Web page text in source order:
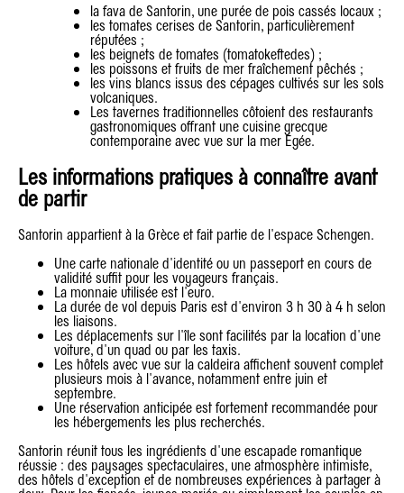
la fava de Santorin, une purée de pois cassés locaux ;
les tomates cerises de Santorin, particulièrement
réputées ;
les beignets de tomates (tomatokeftedes) ;
les poissons et fruits de mer fraîchement pêchés ;
les vins blancs issus des cépages cultivés sur les sols
volcaniques.
Les tavernes traditionnelles côtoient des restaurants
gastronomiques offrant une cuisine grecque
contemporaine avec vue sur la mer Égée.
Les informations pratiques à connaître avant
de partir
Santorin appartient à la Grèce et fait partie de l'espace Schengen.
Une carte nationale d'identité ou un passeport en cours de
validité suffit pour les voyageurs français.
La monnaie utilisée est l'euro.
La durée de vol depuis Paris est d'environ 3 h 30 à 4 h selon
les liaisons.
Les déplacements sur l'île sont facilités par la location d'une
voiture, d'un quad ou par les taxis.
Les hôtels avec vue sur la caldeira affichent souvent complet
plusieurs mois à l'avance, notamment entre juin et
septembre.
Une réservation anticipée est fortement recommandée pour
les hébergements les plus recherchés.
Santorin réunit tous les ingrédients d'une escapade romantique
réussie : des paysages spectaculaires, une atmosphère intimiste,
des hôtels d'exception et de nombreuses expériences à partager à